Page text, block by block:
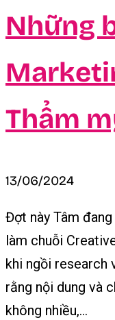
Những
Thẩm
13/06/2024
Đợt này Tâm
làm chuỗi
khi ngồi research
rằng nội dung và
không nhiều,...